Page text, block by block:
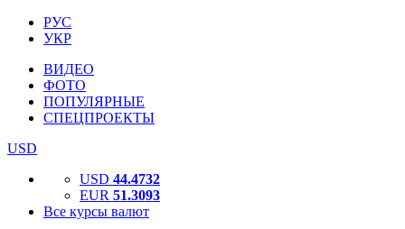
РУС
УКР
ВИДЕО
ФОТО
ПОПУЛЯРНЫЕ
СПЕЦПРОЕКТЫ
USD
USD 44.4732
EUR 51.3093
Все курсы валют